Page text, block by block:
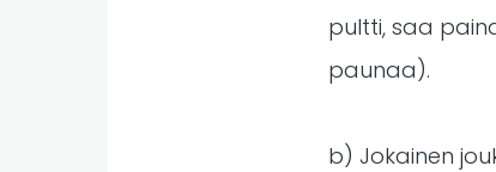
pultti, saa
paunaa).
b) Jokainen